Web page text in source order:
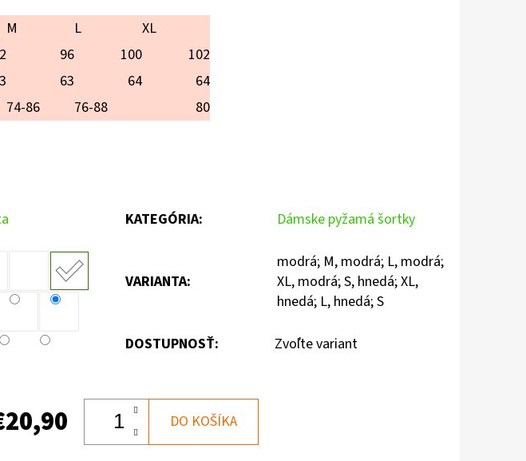
M L
XL
96 100
102
63 64
64
74-86 76-88 80
KATEGÓRIA: Dámske pyžamá šortky
VARIANTA:
modrá; M, modrá; L, modrá;
XL, modrá; S, hnedá; XL,
hnedá; L, hnedá; S
DOSTUPNOSŤ: Zvoľte variant
DO KOŠÍKA